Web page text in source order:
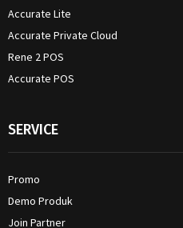
Accurate Lite
Accurate Private Cloud
Rene 2 POS
Accurate POS
SERVICE
Promo
Demo Produk
Join Partner